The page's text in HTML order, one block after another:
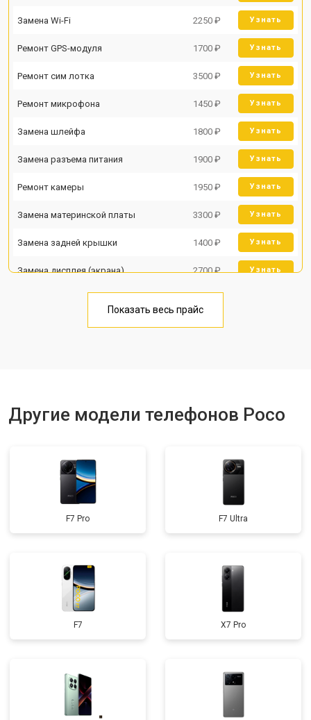
Замена Wi-Fi 2250 ₽ Узнать
Ремонт GPS-модуля 1700 ₽ Узнать
Ремонт сим лотка 3500 ₽ Узнать
Ремонт микрофона 1450 ₽ Узнать
Замена шлейфа 1800 ₽ Узнать
Замена разъема питания 1900 ₽ Узнать
Ремонт камеры 1950 ₽ Узнать
Замена материнской платы 3300 ₽ Узнать
Замена задней крышки 1400 ₽ Узнать
Замена дисплея (экрана) 2700 ₽ Узнать
Замена кнопки включения 1750 ₽
Показать весь прайс
Другие модели телефонов Poco
F7 Pro F7 Ultra
F7 X7 Pro